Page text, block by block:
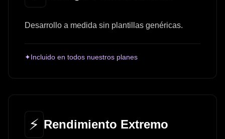
Desarrollo a medida sin plantillas genéricas.
✦Incluido en todos nuestros planes
⚡ Rendimiento Extremo